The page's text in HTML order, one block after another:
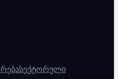
სექტორული